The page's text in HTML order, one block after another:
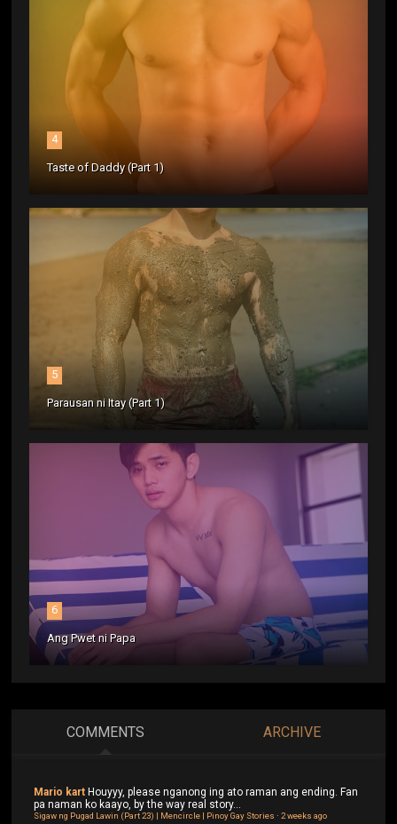
4
Taste of Daddy (Part 1)
5
Parausan ni Itay (Part 1)
6
Ang Pwet ni Papa
COMMENTS ARCHIVE
Mario kart Houyyy, please nganong ing ato raman ang ending. Fan
pa naman ko kaayo, by the way real story...
Sigaw ng Pugad Lawin (Part 23) | Mencircle | Pinoy Gay Stories ·2 weeks ago